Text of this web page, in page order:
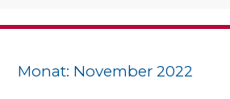
Monat: November 2022